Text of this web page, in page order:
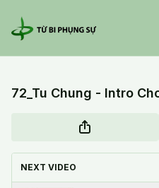
72_Tu Chung - Intro
NEXT VIDEO